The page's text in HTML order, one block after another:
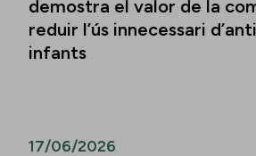
demostra el valor de la
reduir l’ús innecessari
infants
17/06/2026